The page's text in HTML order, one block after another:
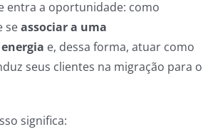
entra a oportunidade: como
seassociar a uma
e, dessa forma, atuar como
seus clientes na migração para o
significa: